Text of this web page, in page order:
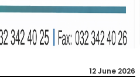
12 June 2026